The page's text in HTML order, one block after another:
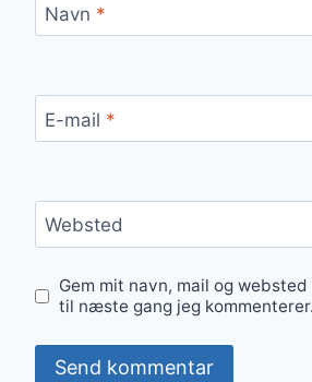
Navn *
E-mail *
Websted
Gem mit navn, mail og
til næste gang jeg kommenterer.